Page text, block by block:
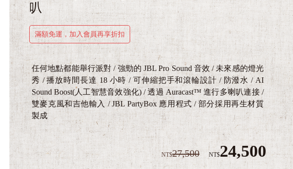
叭
滿額免運，加入會員再享折扣
任何地點都能舉行派對 / 強勁的 JBL Pro Sound 音效 / 未來感的燈光
秀 / 播放時間長達 18 小時 / 可伸縮把手和滾輪設計 / 防潑水 / AI
Sound Boost(人工智慧音效強化) / 透過 Auracast™ 進行多喇叭連接 /
雙麥克風和吉他輸入 / JBL PartyBox 應用程式 / 部分採用再生材質
製成
NT$27,500 NT$24,500